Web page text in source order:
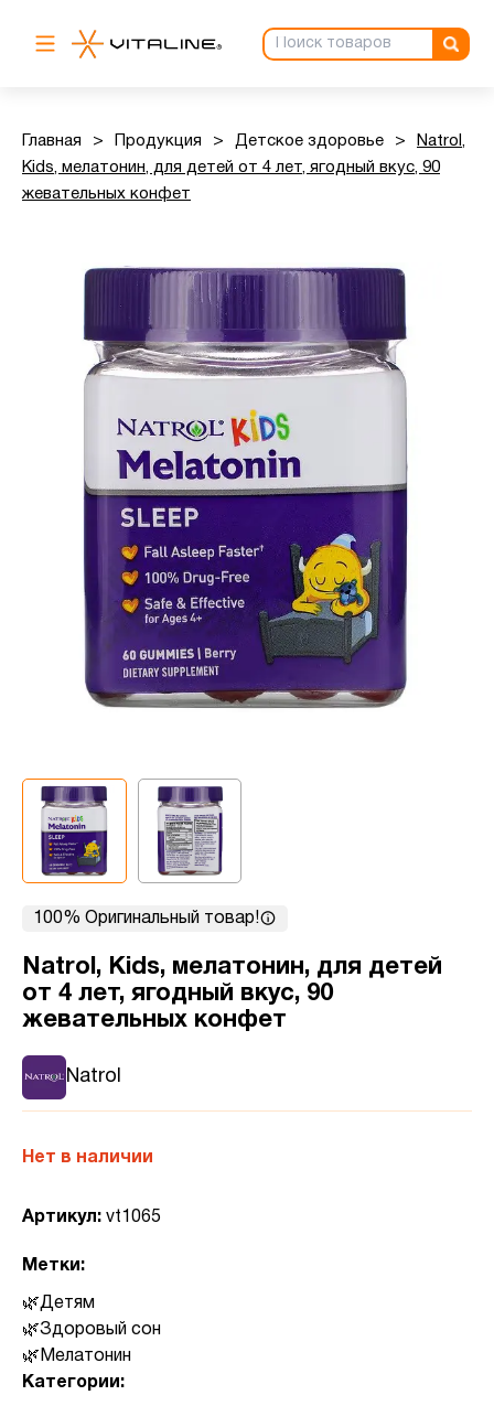
Главная > Продукция > Детское здоровье >
Natrol,
Kids, мелатонин, для детей от 4 лет, ягодный вкус, 90
жевательных конфет
100% Оригинальный товар!
Natrol, Kids, мелатонин, для детей
от 4 лет, ягодный вкус, 90
жевательных конфет
Natrol
Нет в наличии
Артикул: vt1065
Метки:
Детям
Здоровый сон
Мелатонин
Категории: